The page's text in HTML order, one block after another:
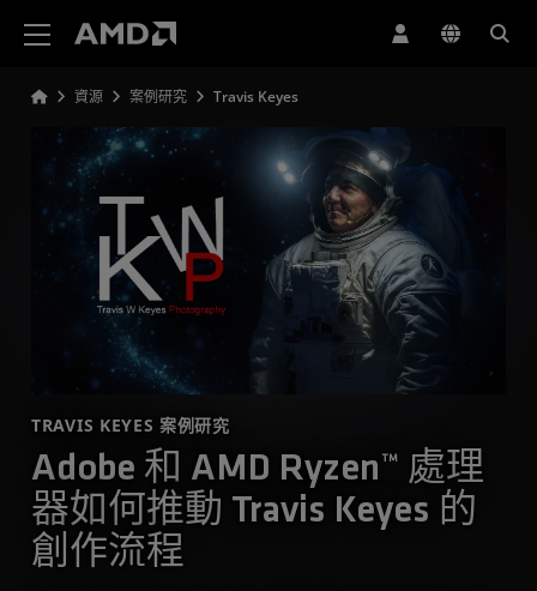
資源 案例研究 Travis Keyes
TRAVIS KEYES 案例研究
Adobe 和 AMD Ryzen™ 處理
器如何推動 Travis Keyes 的
創作流程